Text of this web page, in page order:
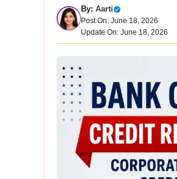
By: Aarti
Post On: June 18, 2026
Update On: June 18, 2026